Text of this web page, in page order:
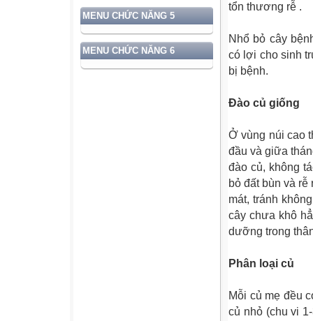
MENU CHỨC NĂNG 5
MENU CHỨC NĂNG 6
tổn thương rễ .
Nhổ bỏ cây
có lợi cho sinh
bị bệnh.
Đào củ giống
Ở vùng núi cao
đầu và giữa
đào củ, không
bỏ đất bùn và
mát, tránh
cây chưa khô
dưỡng trong
Phân loại củ
Mỗi củ mẹ đều
củ nhỏ (chu vi